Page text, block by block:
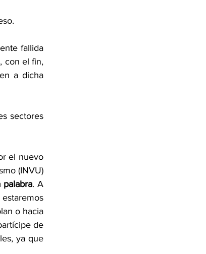
fallida
con el fin,
a dicha
sectores
el nuevo
(INVU)
palabra. A
o hacia
de
ya que